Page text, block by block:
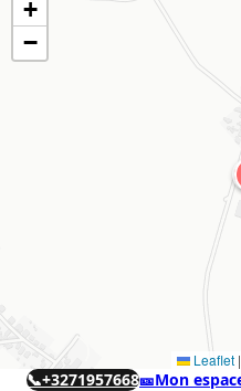
+
−
Leaflet |
📞+3271957668🎫Mon